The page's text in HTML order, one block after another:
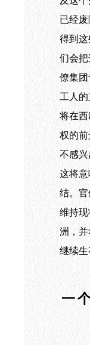
已经
得到
们会
僚集
工人
将在西
权的
不感
这将
结。官
维持
洲，
继续生
一